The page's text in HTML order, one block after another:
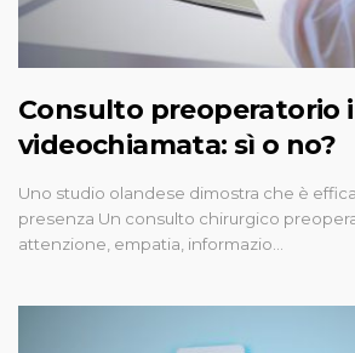
Consulto preoperatorio
videochiamata: sì o no?
Uno studio olandese dimostra che è
presenza Un consulto chirurgico
attenzione, empatia, informazio…